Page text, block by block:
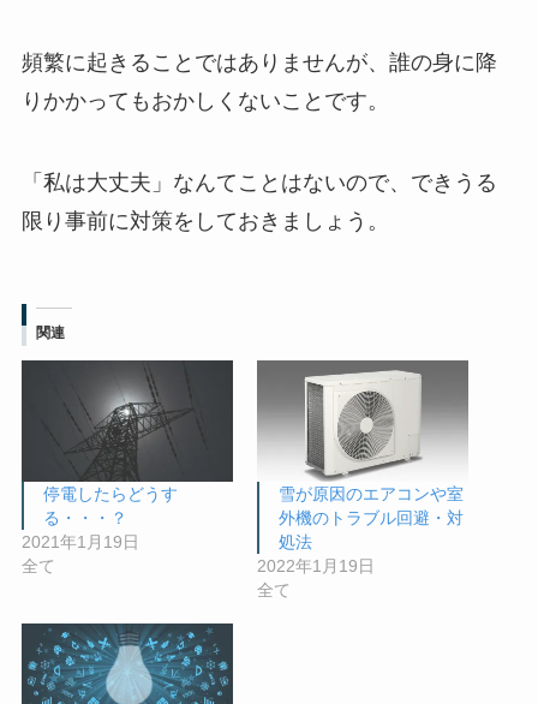
頻繁に起きることではありませんが、誰の身に降
りかかってもおかしくないことです。
「私は大丈夫」なんてことはないので、できうる
限り事前に対策をしておきましょう。
関連
停電したらどうす
る・・・？
2021年1月19日
全て
雪が原因のエアコンや室
外機のトラブル回避・対
処法
2022年1月19日
全て